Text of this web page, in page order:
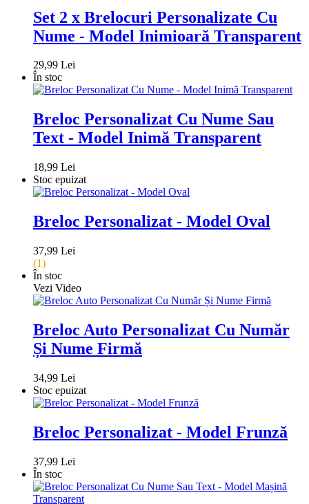
Set 2 x Brelocuri Personalizate Cu
Nume - Model Inimioară Transparent
29,99 Lei
În stoc
Breloc Personalizat Cu Nume Sau
Text - Model Inimă Transparent
18,99 Lei
Stoc epuizat
Breloc Personalizat - Model Oval
37,99 Lei
(1)
În stoc
Vezi Video
Breloc Auto Personalizat Cu Număr
Și Nume Firmă
34,99 Lei
Stoc epuizat
Breloc Personalizat - Model Frunză
37,99 Lei
În stoc